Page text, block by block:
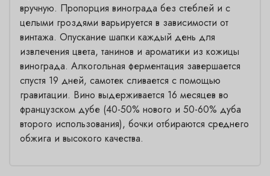
вручную. Пропорция винограда без стеблей и с
целыми гроздями варьируется в зависимости от
винтажа. Опускание шапки каждый день для
извлечения цвета, танинов и ароматики из кожицы
винограда. Алкогольная ферментация завершается
спустя 19 дней, самотек сливается с помощью
гравитации. Вино выдерживается 16 месяцев во
французском дубе (40-50% нового и 50-60% дуба
второго использования), бочки отбираются среднего
обжига и высокого качества.